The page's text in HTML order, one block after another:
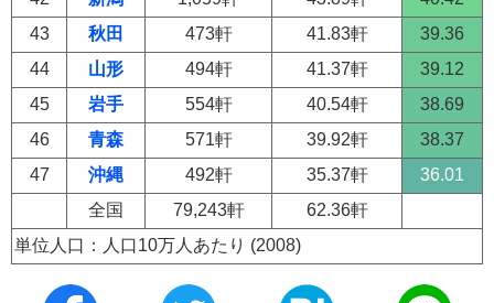
43
秋田 473軒 41.83軒
39.36
44
山形 494軒 41.37軒
39.12
45
岩手 554軒 40.54軒
38.69
46
青森 571軒 39.92軒
38.37
47
沖縄 492軒 35.37軒
36.01
全国
79,243軒
62.36軒
単位人口：人口10万人あたり (2008)